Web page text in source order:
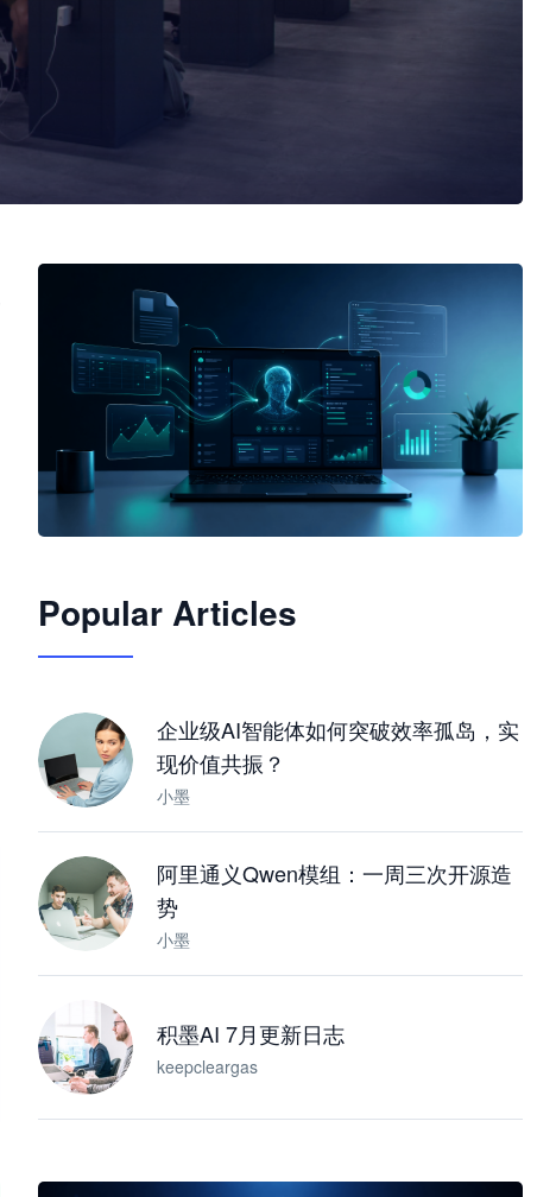
JimoClaw 桌面 AI Agent 工作台
Popular Articles
企业级AI智能体如何突破效率孤岛，实
现价值共振？
小墨
阿里通义Qwen模组：一周三次开源造
势
小墨
积墨AI 7月更新日志
keepcleargas